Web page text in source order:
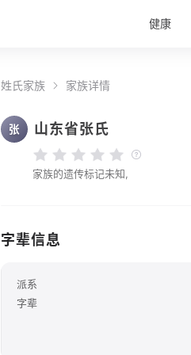
健康
姓氏家族 家族详情
张 山东省张氏
家族的遗传标记未知,
字辈信息
派系
字辈